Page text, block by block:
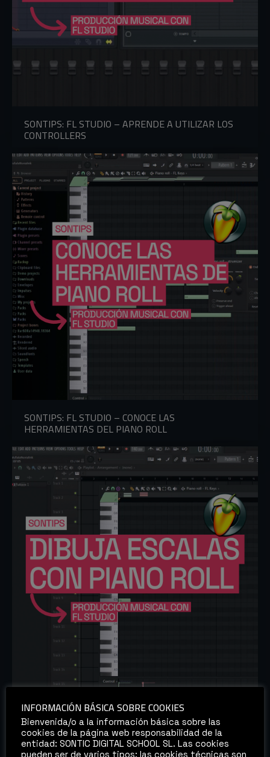
SONTIPS: FL STUDIO – APRENDE A UTILIZAR LOS
CONTROLLERS
SONTIPS: FL STUDIO – CONOCE LAS
HERRAMIENTAS DEL PIANO ROLL
SONTIPS: FL STUDIO – DIBUJA ESCALAS Y
ACORDES RÁPIDAMENTE EN EL PIANO ROLL
INFORMACIÓN BÁSICA SOBRE COOKIES
Bienvenida/o a la información básica sobre las
cookies de la página web responsabilidad de la
entidad: SONTIC DIGITAL SCHOOL SL. Las cookies
pueden ser de varios tipos: las cookies técnicas son